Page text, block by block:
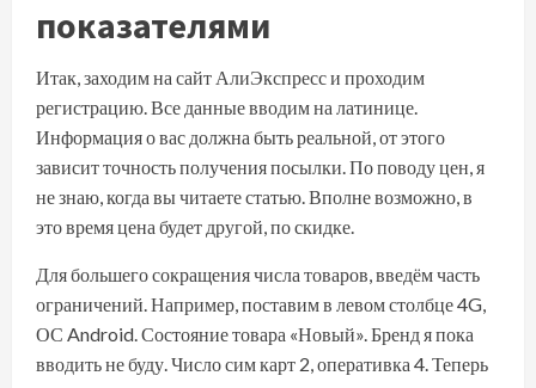
показателями
Итак, заходим на сайт АлиЭкспресси проходим
регистрацию. Все данные вводим на латинице.
Информация о вас должна быть реальной, от этого
зависит точность получения посылки. По поводу цен, я
не знаю, когда вы читаете статью. Вполне возможно, в
это время цена будет другой, по скидке.
Для большего сокращения числа товаров, введём часть
ограничений. Например, поставим в левом столбце 4G,
ОС Android. Состояние товара «Новый». Бренд я пока
вводить не буду. Число сим карт 2, оперативка 4. Теперь